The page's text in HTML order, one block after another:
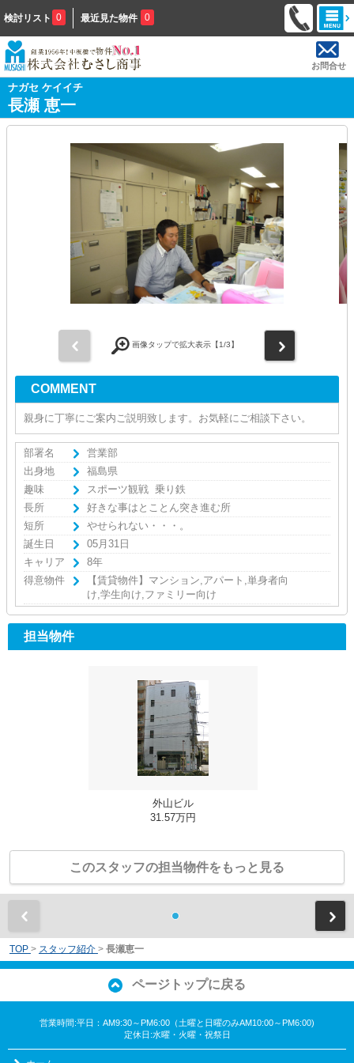
検討リスト 0 最近見た物件 0
お問合せ
ナガセ ケイイチ
長瀬 恵一
画像タップで拡大表示【1/3】
COMMENT
親身に丁寧にご案内ご説明致します。お気軽にご相談下さい。
部署名
営業部
出身地
福島県
趣味
スポーツ観戦 乗り鉄
長所
好きな事はとことん突き進む所
短所
やせられない・・・。
誕生日
05月31日
キャリア
8年
得意物件
【賃貸物件】マンション,アパート,単身者向
け,学生向け,ファミリー向け
担当物件
外山ビル
31.57万円
このスタッフの担当物件をもっと見る
TOP > スタッフ紹介 > 長瀬恵一
ページトップに戻る
営業時間:平日：AM9:30～PM6:00（土曜と日曜のみAM10:00～PM6:00)
定休日:水曜・火曜・祝祭日